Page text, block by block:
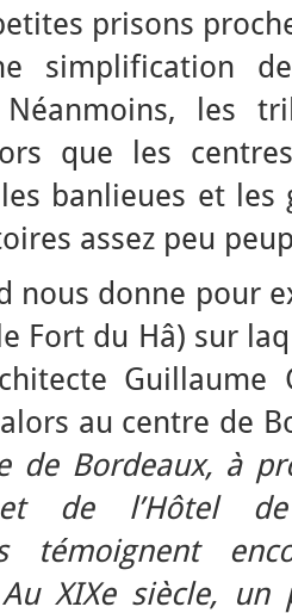
prisons
simplification
Néanmoins, les
que les
banlieues et les
assez peu
nous donne pour
Fort du Hâ) sur
Guillaume
au centre de
de Bordeaux, à
et de l’Hôtel
témoignent
XIXe siècle,